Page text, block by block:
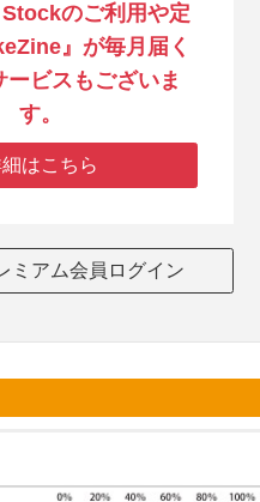
のご利用や定
』が毎月届く
ービスもございま
す。
はこちら
ミアム会員ログイン